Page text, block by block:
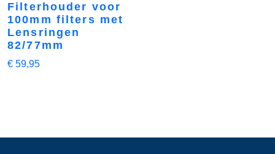
Filterhouder voor
100mm filters met
Lensringen
82/77mm
€ 59,95